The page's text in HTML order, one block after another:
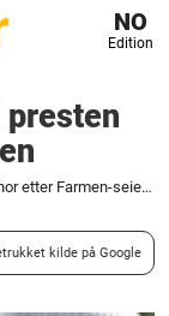
NO
Edition
presten
Per Gunvalds beskjed til presten Thor etter Farmen-seieren
kilde på Google